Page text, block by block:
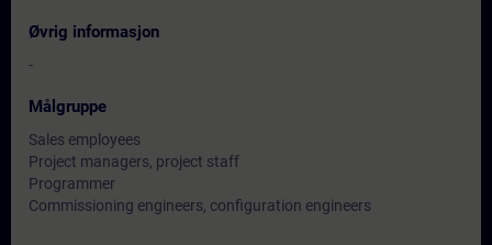
Øvrig informasjon
-
Målgruppe
Sales employees
Project managers, project staff
Programmer
Commissioning engineers, configuration engineers